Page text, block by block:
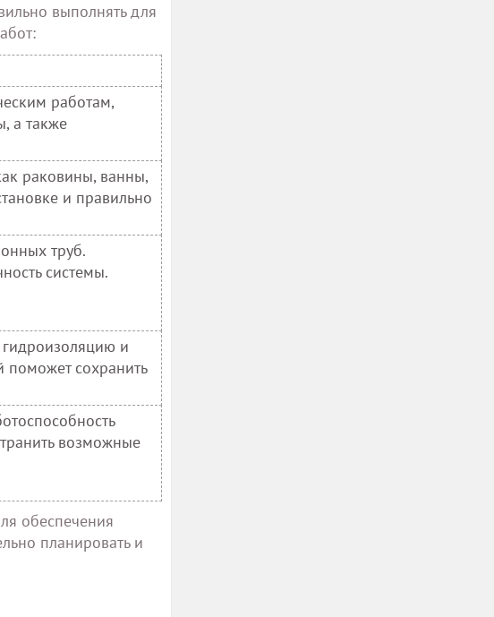
выполнять для
работам,
а также
раковины, ванны,
и правильно
труб.
системы.
и
поможет сохранить
возможные
обеспечения
планировать и